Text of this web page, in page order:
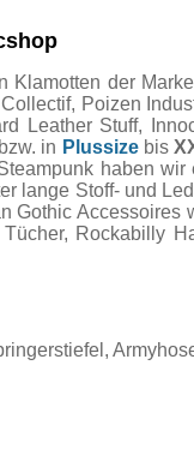
Klamotten der
Poizen
Leather Stuff,
bzw. in Plussizebis
haben
lange Stoff- und
Gothic Accessoires
Rockabilly